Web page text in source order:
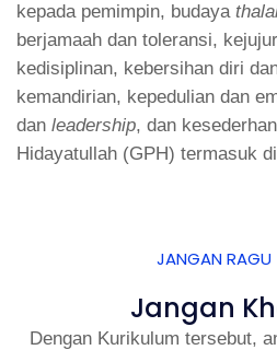
kepada pemimpin, budaya
berjamaah dan toleransi,
kedisiplinan, kebersihan diri
kemandirian, kepedulian dan
dan leadership, dan
Hidayatullah (GPH) termasuk
JANGAN RAGU
Jangan
Dengan Kurikulum tersebut,